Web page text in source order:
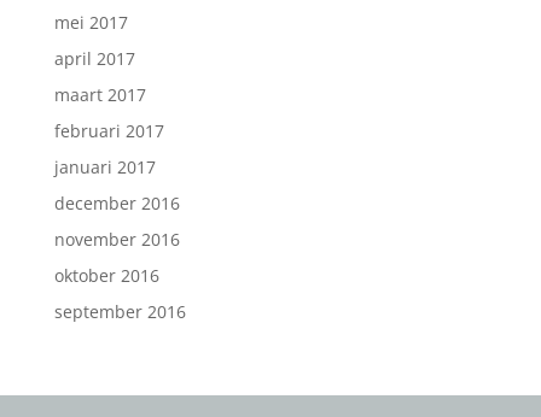
mei 2017
april 2017
maart 2017
februari 2017
januari 2017
december 2016
november 2016
oktober 2016
september 2016